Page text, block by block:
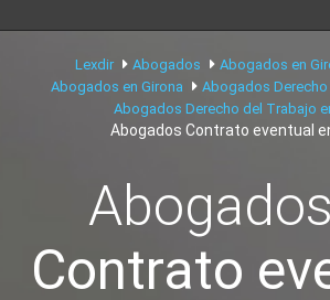
Lexdir Abogados
Abogados en
Abogados en Girona
Abogados Derecho
Abogados Derecho del Trabajo
Abogados Contrato eventual
Contrato